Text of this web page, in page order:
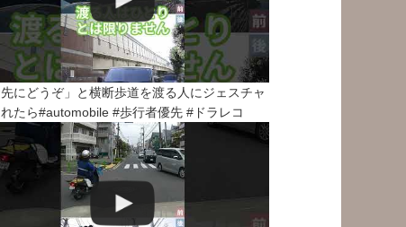
先にどうぞ」と横断歩道を渡る人にジェスチャ
たら#automobile #歩行者優先 #ドラレコ